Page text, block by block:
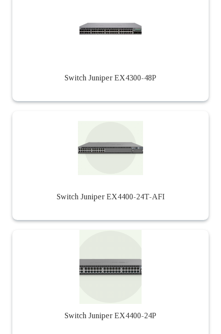
Switch Juniper EX4300-48P
Switch Juniper EX4400-24T-AFI
Switch Juniper EX4400-24P